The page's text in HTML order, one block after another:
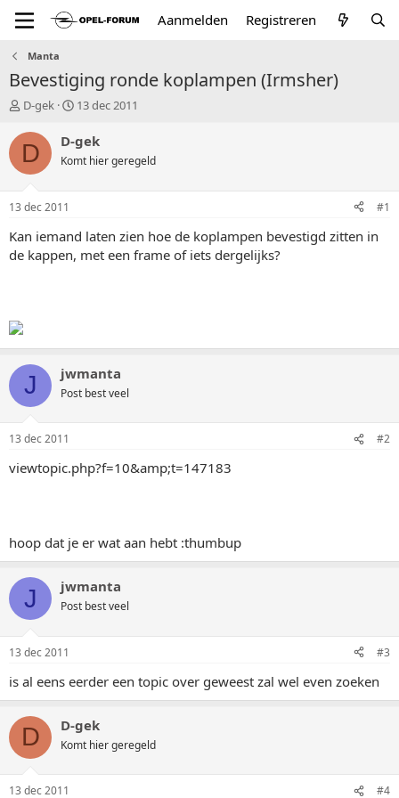
Aanmelden Registreren
Manta
Bevestiging ronde koplampen (Irmsher)
T
p
a
r
e
D-gek
S
a
r
t
u
13 dec 2011
D D-gek
Komt hier geregeld
13 dec 2011 #1
Kan iemand laten zien hoe de koplampen bevestigd zitten in
de kappen, met een frame of iets dergelijks?
J jwmanta
Post best veel
13 dec 2011 #2
viewtopic.php?f=10&amp;t=147183
hoop dat je er wat aan hebt :thumbup
J jwmanta
Post best veel
13 dec 2011 #3
is al eens eerder een topic over geweest zal wel even zoeken
D D-gek
Komt hier geregeld
13 dec 2011 #4